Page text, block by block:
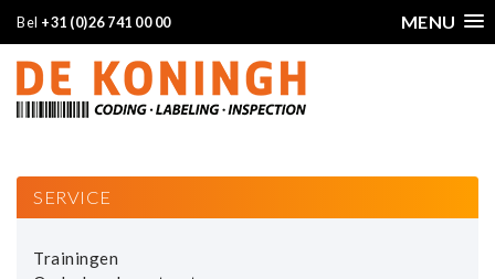
MENU
Bel +31 (0)26 741 00 00
SERVICE
Trainingen